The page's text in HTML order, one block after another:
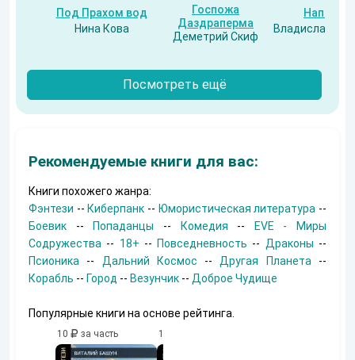
Под Прахом вод
Нина Кова
Госпожа
Даздраперма
Деметрий Скиф
Напарник
Владислав
Посмотреть ещё
Рекомендуемые книги для вас:
Книги похожего жанра:
Фэнтези -- Киберпанк -- Юмористическая литература --
Боевик -- Попаданцы -- Комедия --
EVE - Миры
Содружества -- 18+ -- Повседневность -- Драконы --
Псионика -- Дальний Космос -- Другая Планета --
Корабль -- Город -- Везунчик -- Доброе Чудище
Популярные книги на основе рейтинга.
10 за часть 10